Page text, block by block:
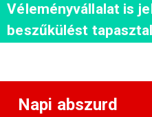
Véleményvállalat is
beszűkülést tapasztal
Napi abszurd